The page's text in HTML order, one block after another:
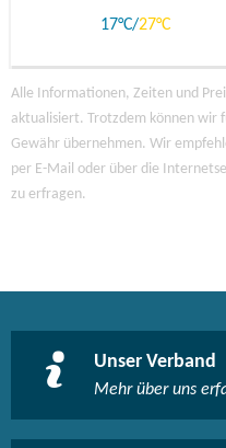
17 27
Alle Informationen, Zeiten und
aktualisiert. Trotzdem können wir
Gewähr übernehmen. Wir
per E-Mail oder über die
zu erfragen.
Unser Verband
Mehr über uns